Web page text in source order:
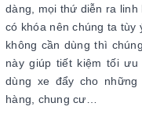
dàng, mọi thứ diễn ra
có khóa nên chúng ta
không cần dùng thì
này giúp tiết kiệm tối
dùng xe đẩy cho
hàng, chung cư…